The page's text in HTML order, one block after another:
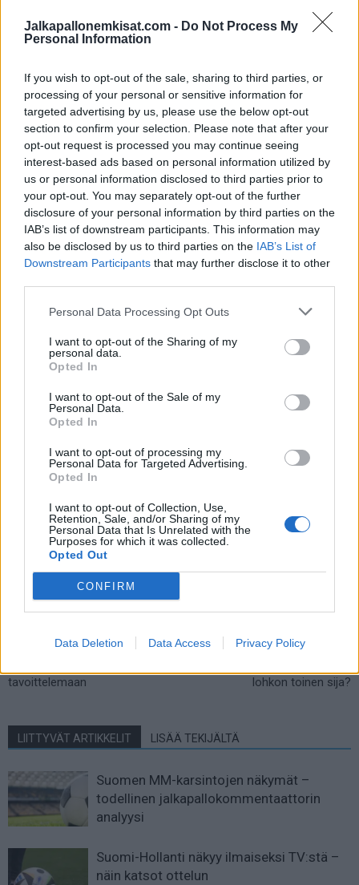
Jalkapallonemkisat.com - Do Not Process My
Personal Information
If you wish to opt-out of the sale, sharing to third parties, or
processing of your personal or sensitive information for
targeted advertising by us, please use the below opt-out
section to confirm your selection. Please note that after your
opt-out request is processed you may continue seeing
interest-based ads based on personal information utilized by
us or personal information disclosed to third parties prior to
your opt-out. You may separately opt-out of the further
disclosure of your personal information by third parties on the
IAB’s list of downstream participants. This information may
also be disclosed by us to third parties on the IAB’s List of
Downstream Participants that may further disclose it to other
Personal Data Processing Opt Outs
I want to opt-out of the Sharing of my
personal data.
Opted In
I want to opt-out of the Sale of my
Personal Data.
Opted In
I want to opt-out of processing my
Personal Data for Targeted Advertising.
Opted In
I want to opt-out of Collection, Use,
Retention, Sale, and/or Sharing of my
Personal Data that Is Unrelated with the
Purposes for which it was collected.
Opted Out
CONFIRM
Data Deletion Data Access Privacy Policy
Scott McTominay (Manchester United), David Turnbull (Celtic)
(QPR), Kevin Nisbet (Hibernian)
Youtubesta.
Skotlanti aloittaa EM-kisaurakkansa maanantaina 14. kesäkuuta
kello 16:00 ottelulla Tshekkiä vastaan. Skotlanti – Tshekki
näkyy ilmaiseksi YLE Areena -palvelusta.
Ukraina EM-joukkue 2021 – C-
tavoittelemaan
Tshekki EM-joukkue 2021 –
lohkon toinen sija?
LIITTYVÄT ARTIKKELIT LISÄÄ TEKIJÄLTÄ
Suomen MM-karsintojen näkymät –
todellinen jalkapallokommentaattorin
analyysi
Suomi-Hollanti näkyy ilmaiseksi TV:stä –
näin katsot ottelun